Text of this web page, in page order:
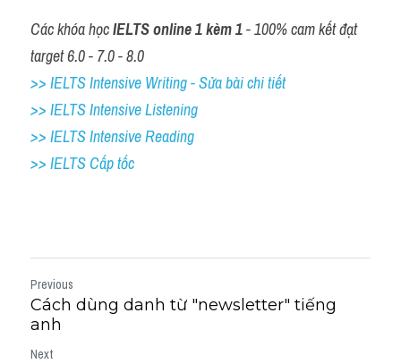
Các khóa học IELTS online 1 kèm 1 - 100% cam kết đạt
target 6.0 - 7.0 - 8.0
>> IELTS Intensive Writing - Sửa bài chi tiết
>> IELTS Intensive Listening
>> IELTS Intensive Reading
>> IELTS Cấp tốc
Previous
Cách dùng danh từ "newsletter" tiếng
anh
Next